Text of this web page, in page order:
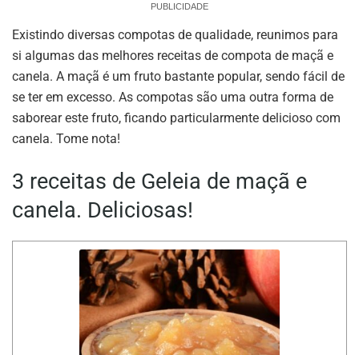
PUBLICIDADE
Existindo diversas compotas de qualidade, reunimos para
si algumas das melhores receitas de compota de maçã e
canela. A maçã é um fruto bastante popular, sendo fácil de
se ter em excesso. As compotas são uma outra forma de
saborear este fruto, ficando particularmente delicioso com
canela. Tome nota!
3 receitas de Geleia de maçã e
canela. Deliciosas!